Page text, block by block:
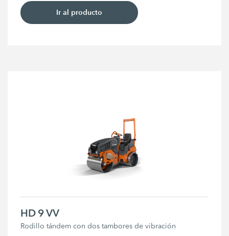
Ir al producto
HD 9 VV
Rodillo tándem con dos tambores de vibración